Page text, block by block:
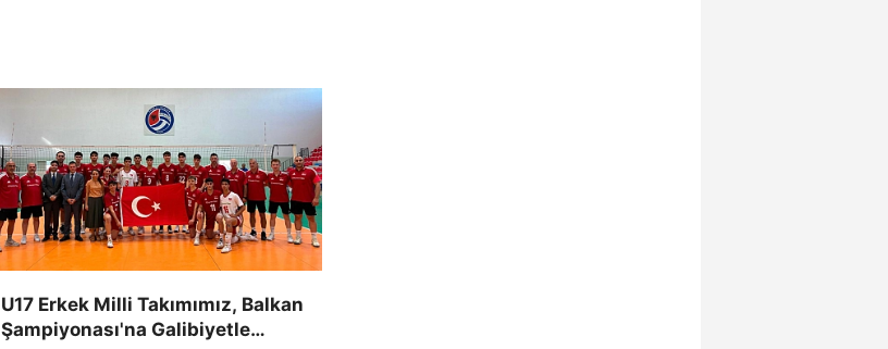
U17 Erkek Milli Takımımız, Balkan
Şampiyonası'na Galibiyetle